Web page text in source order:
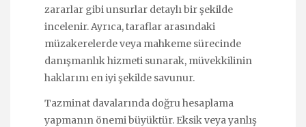
zararlar gibi unsurlar detaylı bir şekilde
incelenir. Ayrıca, taraflar arasındaki
müzakerelerde veya mahkeme sürecinde
danışmanlık hizmeti sunarak, müvekkilinin
haklarını en iyi şekilde savunur.
Tazminat davalarında doğru hesaplama
yapmanın önemi büyüktür. Eksik veya yanlış